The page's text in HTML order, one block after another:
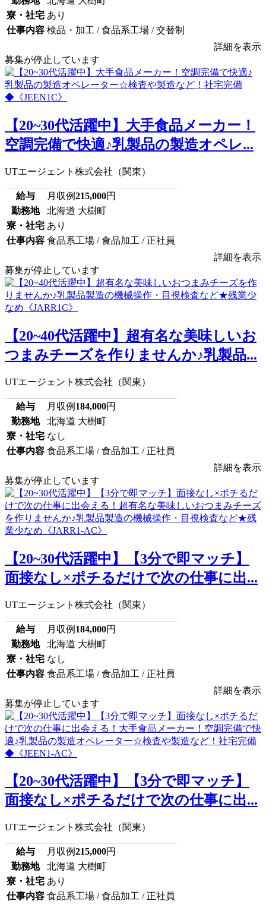
寮・社宅 あり
仕事内容 検品・加工 / 食品系工場 / 交替制
詳細を表示
募集が停止しています
【20~30代活躍中】大手食品メーカー！
空調完備で快適♪乳製品の製造オペレ...
UTエージェント株式会社（関東）
給与 月収例215,000円
勤務地
北海道 大樹町
寮・社宅 あり
仕事内容 食品系工場 / 食品加工 / 正社員
詳細を表示
募集が停止しています
【20~40代活躍中】超有名な美味しいお
つまみチーズを作りませんか♪乳製品...
UTエージェント株式会社（関東）
給与 月収例 184,000円
勤務地
北海道 大樹町
寮・社宅 なし
仕事内容 食品系工場 / 食品加工 / 正社員
詳細を表示
募集が停止しています
【20~30代活躍中】【3分で即マッチ】
面接なし×ポチるだけで次の仕事に出...
UTエージェント株式会社（関東）
給与 月収例 184,000円
勤務地
北海道 大樹町
寮・社宅 なし
仕事内容 食品系工場 / 食品加工 / 正社員
詳細を表示
募集が停止しています
【20~30代活躍中】【3分で即マッチ】
面接なし×ポチるだけで次の仕事に出...
UTエージェント株式会社（関東）
給与 月収例215,000円
勤務地
北海道 大樹町
寮・社宅 あり
仕事内容 食品系工場 / 食品加工 / 正社員